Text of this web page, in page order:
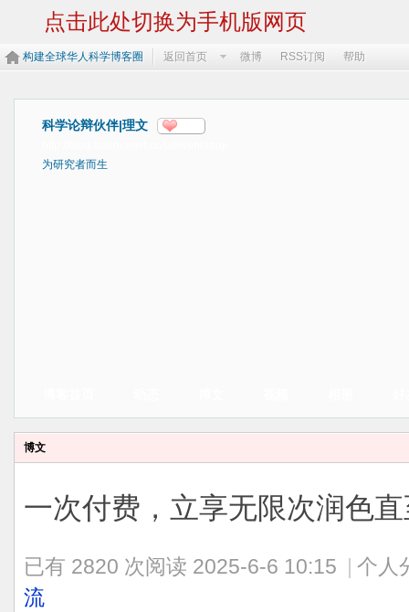
点击此处切换为手机版网页
构建全球华人科学博客圈 返回首页 微博 RSS订阅 帮助
科学论辩伙伴|理文
为研究者而生
博文
一次付费，立享无限次润色
已有 2820 次阅读 2025-6-6 10:15
个人
流